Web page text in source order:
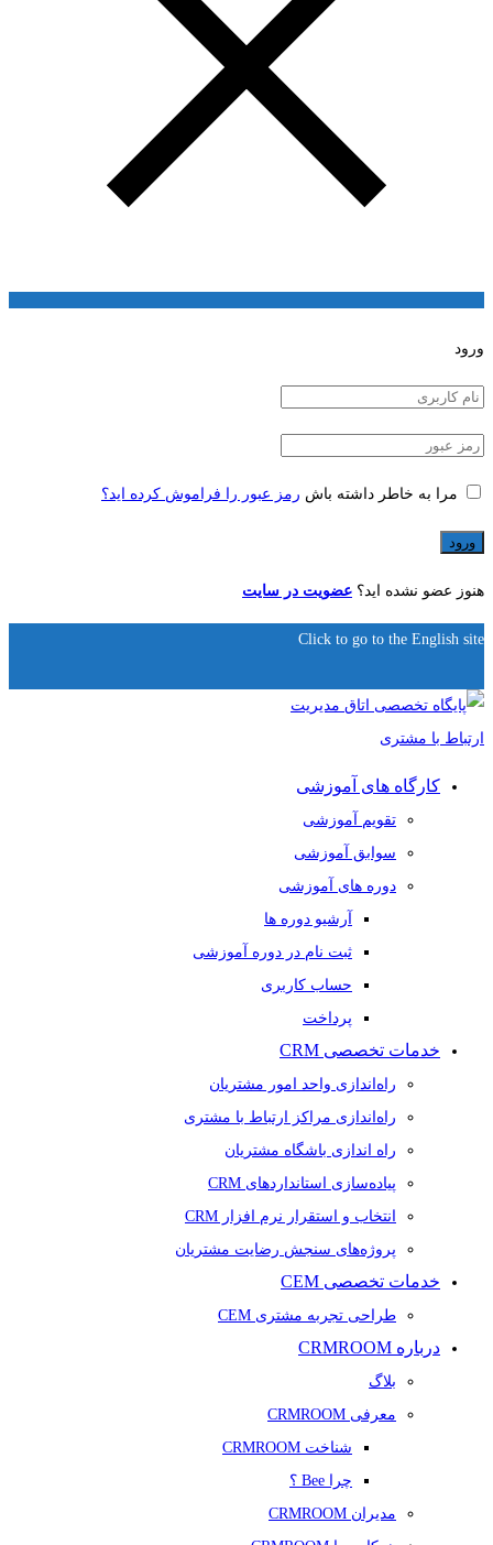
ورود
مرا به خاطر داشته باش رمز عبور را فراموش کرده اید؟
هنوز عضو نشده اید؟ عضویت در سایت
Click to go to the English site
کارگاه های آموزشی
تقویم آموزشی
سوابق آموزشی
دوره های آموزشی
آرشیو دوره ها
ثبت نام در دوره آموزشی
حساب کاربری
پرداخت
خدمات تخصصی CRM
راه‌اندازی واحد امور مشتریان
راه‌اندازی مراکز ارتباط با مشتری
راه اندازی باشگاه مشتریان
پیاده‌سازی استانداردهای CRM
انتخاب و استقرار نرم افزار CRM
پروژه‌های سنجش رضایت مشتریان
خدمات تخصصی CEM
طراحی تجربه مشتری CEM
درباره CRMROOM
بلاگ
معرفی CRMROOM
شناخت CRMROOM
چرا Bee ؟
مدیران CRMROOM